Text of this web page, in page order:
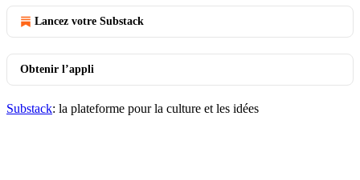
Lancez votre Substack
Obtenir l’appli
Substack: la plateforme pour la culture et les idées